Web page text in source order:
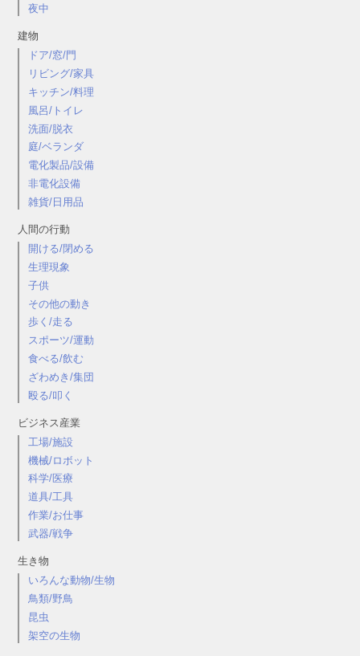
夜中
建物
ドア/窓/門
リビング/家具
キッチン/料理
風呂/トイレ
洗面/脱衣
庭/ベランダ
電化製品/設備
非電化設備
雑貨/日用品
人間の行動
開ける/閉める
生理現象
子供
その他の動き
歩く/走る
スポーツ/運動
食べる/飲む
ざわめき/集団
殴る/叩く
ビジネス産業
工場/施設
機械/ロボット
科学/医療
道具/工具
作業/お仕事
武器/戦争
生き物
いろんな動物/生物
鳥類/野鳥
昆虫
架空の生物